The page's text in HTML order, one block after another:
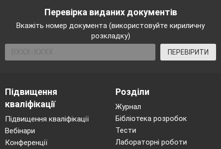
Перевірка виданих документів
Вкажіть номер документа (використовуйте кириличну
розкладку)
ПЕРЕВІРИТИ
Підвищення
кваліфікації
Підвищення кваліфікації
Вебінари
Конференції
Розділи
Журнал
Бібліотека розробок
Тести
Лабораторні роботи